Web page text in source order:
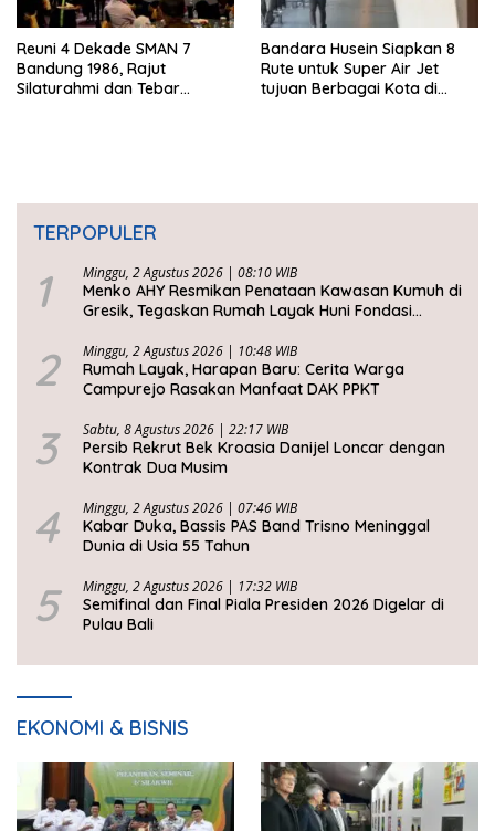
Reuni 4 Dekade SMAN 7
Bandung 1986, Rajut
Silaturahmi dan Tebar
Bandara Husein Siapkan 8
Rute untuk Super Air Jet
tujuan Berbagai Kota di
TERPOPULER
1 Minggu, 2 Agustus 2026 | 08:10 WIB
Menko AHY Resmikan Penataan Kawasan Kumuh di
Gresik, Tegaskan Rumah Layak Huni Fondasi
2 Minggu, 2 Agustus 2026 | 10:48 WIB
Rumah Layak, Harapan Baru: Cerita Warga
Campurejo Rasakan Manfaat DAK PPKT
3 Sabtu, 8 Agustus 2026 | 22:17 WIB
Persib Rekrut Bek Kroasia Danijel Loncar dengan
Kontrak Dua Musim
4 Minggu, 2 Agustus 2026 | 07:46 WIB
Kabar Duka, Bassis PAS Band Trisno Meninggal
Dunia di Usia 55 Tahun
5 Minggu, 2 Agustus 2026 | 17:32 WIB
Semifinal dan Final Piala Presiden 2026 Digelar di
Pulau Bali
EKONOMI & BISNIS